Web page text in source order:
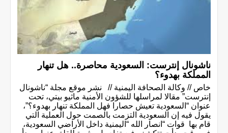
ناشونال إنترست: السعودية محاصرة.. هل تنهار
المملكة بهدوء؟
خاص // وكالة الصحافة اليمنية // نشر موقع مجلة “ناشونال
إنترست” مقالا لمراسلها للشؤون الأمنية ماثيو بيتي، تحت
عنوان “السعودية تعيش حصارا فهل المملكة تنهار بهدوء؟”،
يقول فيه إن السعودية التزمت بالصمت حول العملية التي
قام بها قوات “انصار الله “اليمنية داخل الأراضي السعودية،